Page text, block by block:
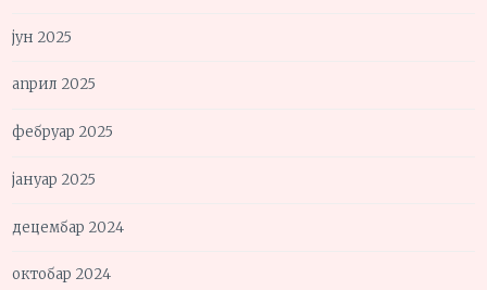
јун 2025
април 2025
фебруар 2025
јануар 2025
децембар 2024
октобар 2024